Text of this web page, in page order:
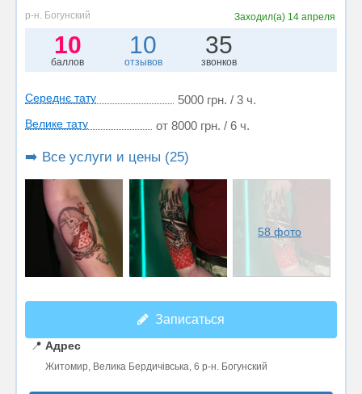
р-н. Богунский Заходил(а) 14 апреля
10
баллов
10
отзывов
35
звонков
Середнє тату 5000 грн. / 3 ч.
Велике тату от 8000 грн. / 6 ч.
➡️ Все услуги и цены (25)
58 фото
Записаться
📍 Адрес
Житомир, Велика Бердичівська, 6 р-н. Богунский